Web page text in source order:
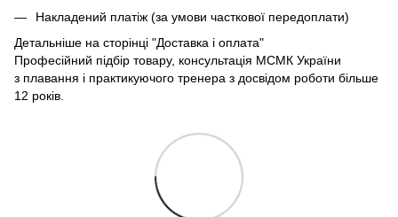
Накладений платіж (за умови часткової передоплати)
Детальніше на сторінці "Доставка і оплата"
Професійний підбір товару, консультація МСМК України
з плавання і практикуючого тренера з досвідом роботи більше
12 років.